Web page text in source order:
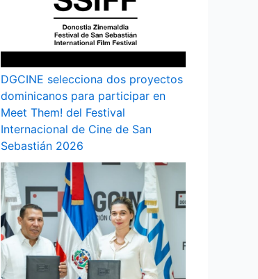
DGCINE selecciona dos proyectos
dominicanos para participar en
Meet Them! del Festival
Internacional de Cine de San
Sebastián 2026